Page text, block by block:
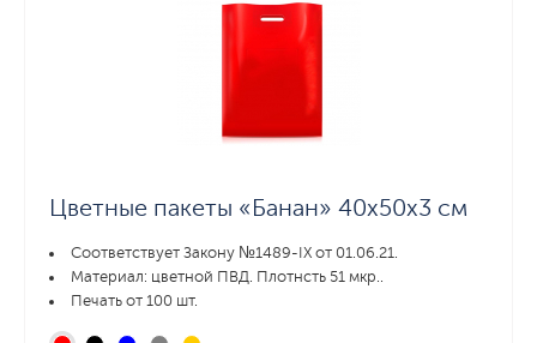
Цветные пакеты «Банан» 40х50х3 см
Соответствует Закону №1489-IX от 01.06.21.
Материал: цветной ПВД. Плотнсть 51 мкр..
Печать от 100 шт.